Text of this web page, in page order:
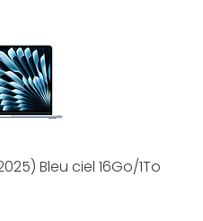
Bleu ciel 16Go/1To